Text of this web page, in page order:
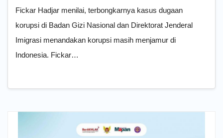
Fickar Hadjar menilai, terbongkarnya kasus dugaan
korupsi di Badan Gizi Nasional dan Direktorat Jenderal
Imigrasi menandakan korupsi masih menjamur di
Indonesia. Fickar…